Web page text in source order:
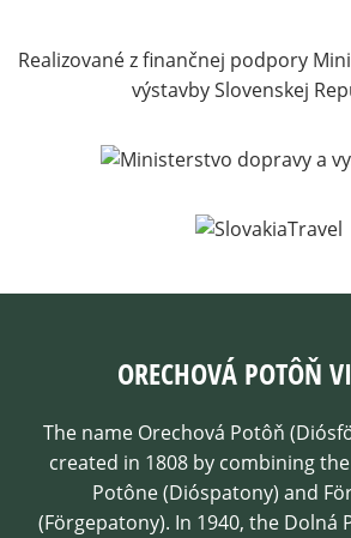
Realizované z finančnej podpory
výstavby Slovenskej
ORECHOVÁ POTÔŇ
The name Orechová Potôň
created in 1808 by combining
Potône (Dióspatony) and
(Förgepatony). In 1940, the Dolná